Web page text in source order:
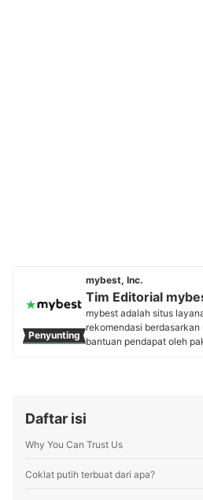
Penyunting
mybest, Inc.
Tim Editorial
mybest adalah situs
rekomendasi
bantuan pendapat oleh
Daftar isi
Why You Can Trust Us
Coklat putih terbuat dari apa?